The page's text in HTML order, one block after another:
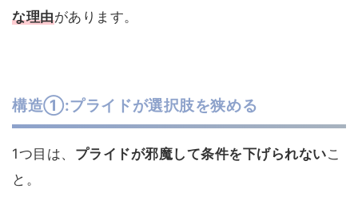
な理由があります。
構造①:プライドが選択肢を狭める
1つ目は、 プライドが邪魔して条件を下げられないこ
と。